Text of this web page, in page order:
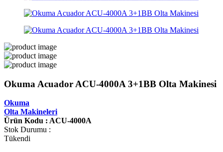
Okuma Acuador ACU-4000A 3+1BB Olta Makinesi
Okuma
Olta Makineleri
Ürün Kodu : ACU-4000A
Stok Durumu :
Tükendi